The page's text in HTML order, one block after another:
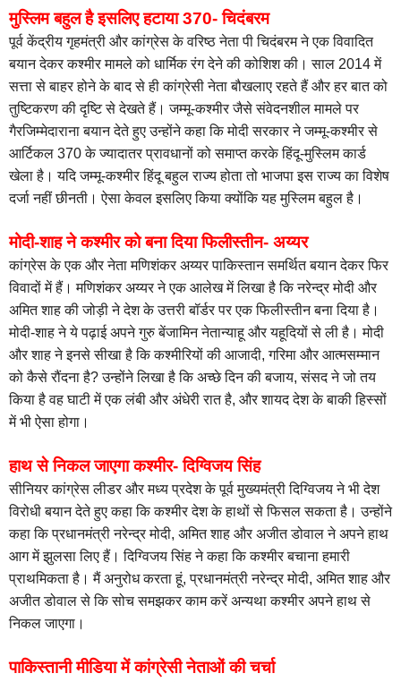
मुस्लिम बहुल है इसलिए हटाया 370- चिदंबरम
पूर्व केंद्रीय गृहमंत्री और कांग्रेस के वरिष्ठ नेता पी चिदंबरम ने एक विवादित
बयान देकर कश्मीर मामले को धार्मिक रंग देने की कोशिश की। साल 2014 में
सत्ता से बाहर होने के बाद से ही कांग्रेसी नेता बौखलाए रहते हैं और हर बात को
तुष्टिकरण की दृष्टि से देखते हैं। जम्मू-कश्मीर जैसे संवेदनशील मामले पर
गैरजिम्मेदाराना बयान देते हुए उन्होंने कहा कि मोदी सरकार ने जम्‍मू-कश्‍मीर से
आर्टिकल 370 के ज्यादातर प्रावधानों को समाप्त करके हिंदू-मुस्लिम कार्ड
खेला है। यदि जम्मू-कश्मीर हिंदू बहुल राज्य होता तो भाजपा इस राज्य का विशेष
दर्जा नहीं छीनती। ऐसा केवल इसलिए किया क्योंकि यह मुस्लिम बहुल है।
मोदी-शाह ने कश्मीर को बना दिया फिलीस्तीन- अय्यर
कांग्रेस के एक और नेता मणिशंकर अय्यर पाकिस्तान समर्थित बयान देकर फिर
विवादों में हैं। मणिशंकर अय्यर ने एक आलेख में लिखा है कि नरेन्द्र मोदी और
अमित शाह की जोड़ी ने देश के उत्तरी बॉर्डर पर एक फिलीस्तीन बना दिया है।
मोदी-शाह ने ये पढ़ाई अपने गुरु बेंजामिन नेतान्याहू और यहूदियों से ली है। मोदी
और शाह ने इनसे सीखा है कि कश्मीरियों की आजादी, गरिमा और आत्मसम्मान
को कैसे रौंदना है? उन्होंने लिखा है कि अच्छे दिन की बजाय, संसद ने जो तय
किया है वह घाटी में एक लंबी और अंधेरी रात है, और शायद देश के बाकी हिस्सों
में भी ऐसा होगा।
हाथ से निकल जाएगा कश्मीर- दिग्विजय सिंह
सीनियर कांग्रेस लीडर और मध्य प्रदेश के पूर्व मुख्यमंत्री दिग्विजय ने भी देश
विरोधी बयान देते हुए कहा कि कश्मीर देश के हाथों से फिसल सकता है। उन्होंने
कहा कि प्रधानमंत्री नरेन्द्र मोदी, अमित शाह और अजीत डोवाल ने अपने हाथ
आग में झुलसा लिए हैं। दिग्विजय सिंह ने कहा कि कश्मीर बचाना हमारी
प्राथमिकता है। मैं अनुरोध करता हूं, प्रधानमंत्री नरेन्द्र मोदी, अमित शाह और
अजीत डोवाल से कि सोच समझकर काम करें अन्यथा कश्मीर अपने हाथ से
निकल जाएगा।
पाकिस्तानी मीडिया में कांग्रेसी नेताओं की चर्चा